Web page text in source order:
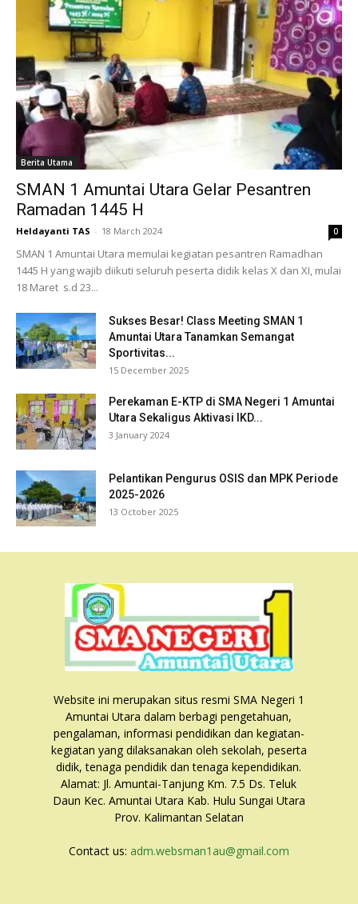
Berita Utama
SMAN 1 Amuntai Utara Gelar Pesantren
Ramadan 1445 H
Heldayanti TAS - 18 March 2024 0
SMAN 1 Amuntai Utara memulai kegiatan pesantren Ramadhan
1445 H yang wajib diikuti seluruh peserta didik kelas X dan XI, mulai
18 Maret s.d 23...
Sukses Besar! Class Meeting SMAN 1
Amuntai Utara Tanamkan Semangat
Sportivitas...
15 December 2025
Perekaman E-KTP di SMA Negeri 1 Amuntai
Utara Sekaligus Aktivasi IKD...
3 January 2024
Pelantikan Pengurus OSIS dan MPK Periode
2025-2026
13 October 2025
Website ini merupakan situs resmi SMA Negeri 1
Amuntai Utara dalam berbagi pengetahuan,
pengalaman, informasi pendidikan dan kegiatan-
kegiatan yang dilaksanakan oleh sekolah, peserta
didik, tenaga pendidik dan tenaga kependidikan.
Alamat: Jl. Amuntai-Tanjung Km. 7.5 Ds. Teluk
Daun Kec. Amuntai Utara Kab. Hulu Sungai Utara
Prov. Kalimantan Selatan
Contact us: adm.websman1au@gmail.com